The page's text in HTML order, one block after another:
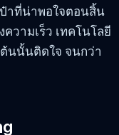
ป๋าที่น่าพอใจตอนสิ้น
วามเร็ว เทคโนโลยี
นนั้นติดใจ จนกว่า